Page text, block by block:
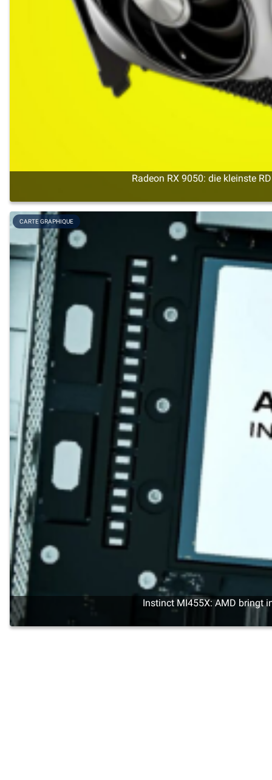
Radeon RX 9050: die kleinste
Instinct MI455X: AMD bringt
CARTE GRAPHIQUE